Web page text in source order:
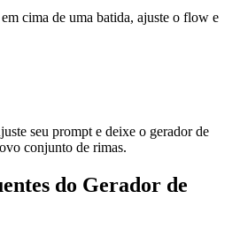
cima de uma batida, ajuste o flow e
seu prompt e deixe o gerador de
conjunto de rimas.
do Gerador de